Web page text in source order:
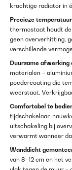
krachtige radiator in
Precieze
thermostaat houdt
geen oververhitting,
verschillende
Duurzame afwerking
materialen –
poedercoating die
weerstaat.
Comfortabel te
tijdschakelaar,
uitschakeling bij
verwarmt wanneer
Wanddicht
van 8–12 cm en het